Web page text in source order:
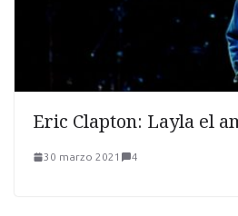
Eric Clapton: Layla el
30 marzo 2021 4